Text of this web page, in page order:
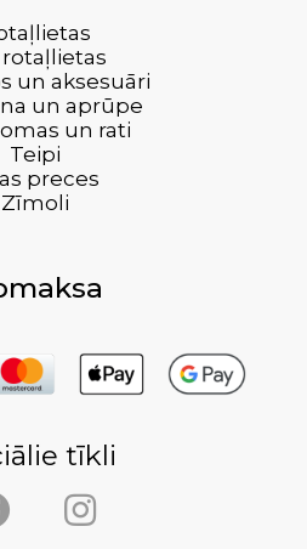
rotaļlietas
un aksesuāri
un aprūpe
un rati
Teipi
preces
Zīmoli
tīkli